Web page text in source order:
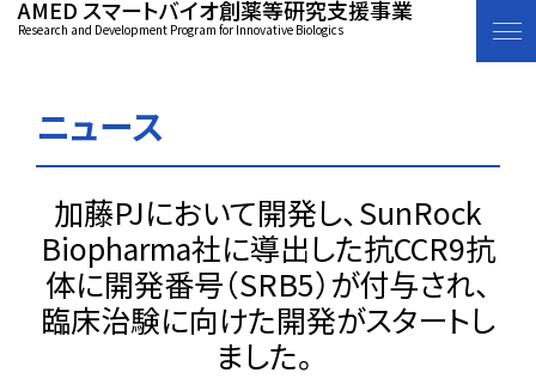
AMED スマートバイオ創薬等研究支援事業
Research and Development Program for Innovative Biologics
ニュース
加藤PJにおいて開発し、SunRock
Biopharma社に導出した抗CCR9抗
体に開発番号（SRB5）が付与され、
臨床治験に向けた開発がスタートし
ました。